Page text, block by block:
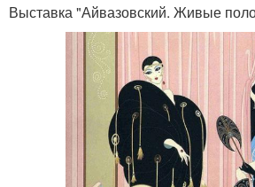
Выставка "Айвазовский. Живые